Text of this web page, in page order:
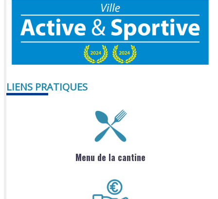
LIENS PRATIQUES
Menu de la cantine